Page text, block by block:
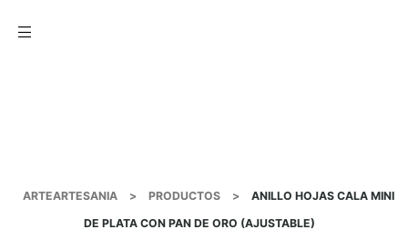
ARTEARTESANIA > PRODUCTOS >
ANILLO HOJAS CALA MINI
DE PLATA CON PAN DE ORO (AJUSTABLE)